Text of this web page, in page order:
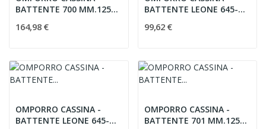
BATTENTE 700 MM.125
164,98 €
BATTENTE LEONE 645-
99,62 €
OMPORRO CASSINA -
BATTENTE LEONE 645-
OMPORRO CASSINA -
BATTENTE 701 MM.125